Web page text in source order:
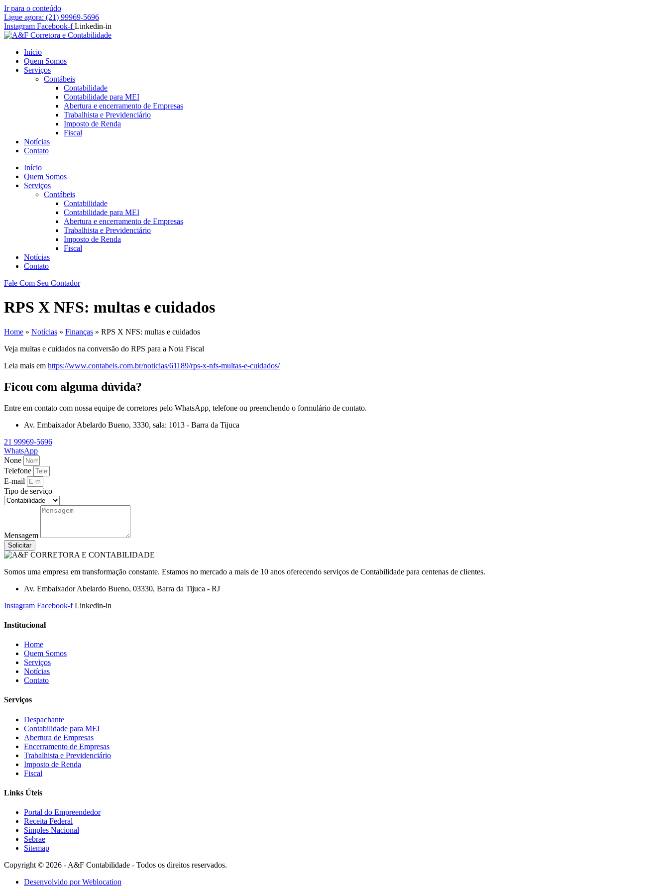
Ir para o conteúdo
Ligue agora: (21) 99969-5696
Instagram Facebook-f Linkedin-in
Início
Quem Somos
Serviços
Contábeis
Contabilidade
Contabilidade para MEI
Abertura e encerramento de Empresas
Trabalhista e Previdenciário
Imposto de Renda
Fiscal
Notícias
Contato
Início
Quem Somos
Serviços
Contábeis
Contabilidade
Contabilidade para MEI
Abertura e encerramento de Empresas
Trabalhista e Previdenciário
Imposto de Renda
Fiscal
Notícias
Contato
Fale Com Seu Contador
RPS X NFS: multas e cuidados
Home » Notícias » Finanças » RPS X NFS: multas e cuidados
Veja multas e cuidados na conversão do RPS para a Nota Fiscal
Leia mais em https://www.contabeis.com.br/noticias/61189/rps-x-nfs-multas-e-cuidados/
Ficou com alguma dúvida?
Entre em contato com nossa equipe de corretores pelo WhatsApp, telefone ou preenchendo o formulário de contato.
Av. Embaixador Abelardo Bueno, 3330, sala: 1013 - Barra da Tijuca
21 99969-5696
WhatsApp
None
Telefone
E-mail
Tipo de serviço
Mensagem
Solicitar
Somos uma empresa em transformação constante. Estamos no mercado a mais de 10 anos oferecendo serviços de Contabilidade para centenas de clientes.
Av. Embaixador Abelardo Bueno, 03330, Barra da Tijuca - RJ
Instagram Facebook-f Linkedin-in
Institucional
Home
Quem Somos
Serviços
Notícias
Contato
Serviços
Despachante
Contabilidade para MEI
Abertura de Empresas
Encerramento de Empresas
Trabalhista e Previdenciário
Imposto de Renda
Fiscal
Links Úteis
Portal do Empreendedor
Receita Federal
Simples Nacional
Sebrae
Sitemap
Copyright © 2026 - A&F Contabilidade - Todos os direitos reservados.
Desenvolvido por Weblocation